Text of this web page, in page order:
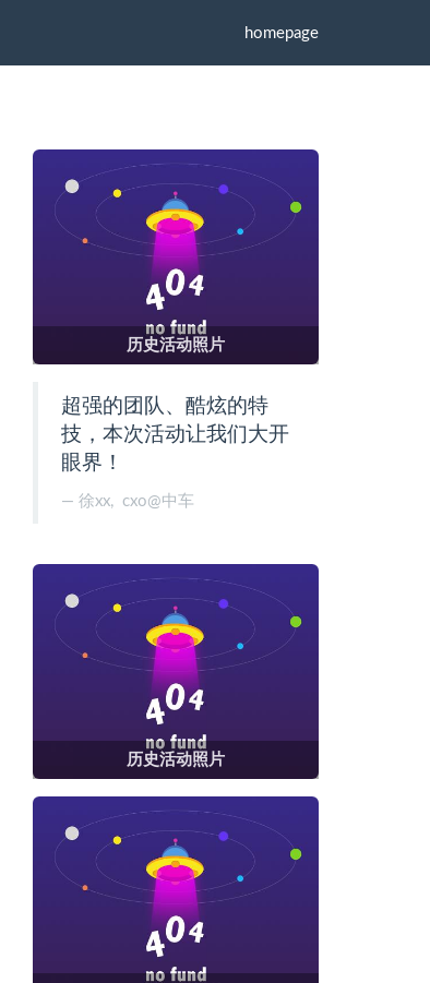
homepage
历史活动照片
超强的团队、酷炫的特
技，本次活动让我们大开
眼界！
徐xx, cxo@中车
历史活动照片